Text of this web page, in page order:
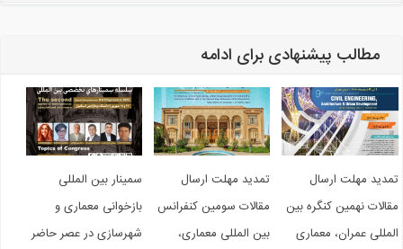
مطالب پیشنهادی برای ادامه
مهلت ارسال
نهمین کنگره بین
عمران، معماری
تمدید مهلت ارسال
مقالات سومین کنفرانس
بین المللی معماری،
سمینار بین المللی
بازخوانی معماری و
شهرسازی در عصر حاضر